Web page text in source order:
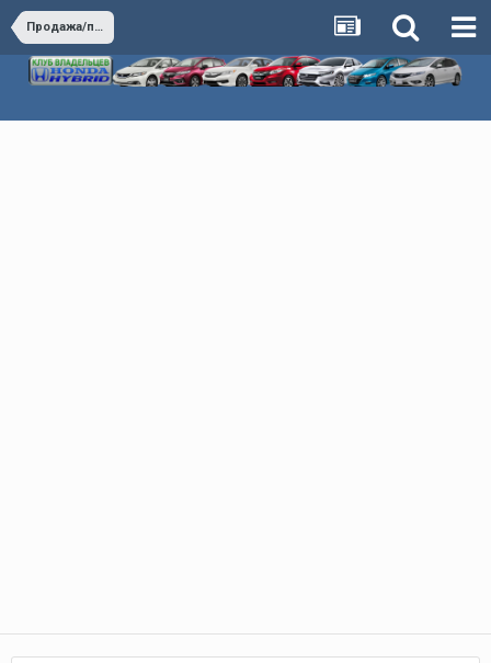
Продажа/покупка автомобилей Honda Hybrid